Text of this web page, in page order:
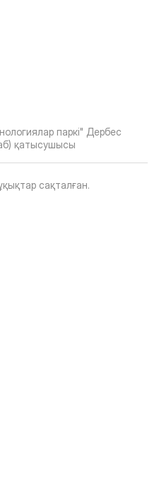
паркі" Дербес
қатысушысы
сақталған.